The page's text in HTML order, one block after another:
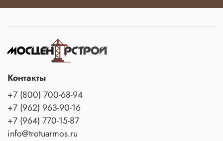
Контакты
+7 (800) 700-68-94
+7 (962) 963-90-16
+7 (964) 770-15-87
info@trotuarmos.ru